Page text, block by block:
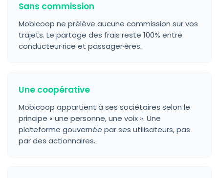
Sans commission
Mobicoop ne prélève aucune commission sur vos
trajets. Le partage des frais reste 100% entre
conducteur·rice et passager·ères.
Une coopérative
Mobicoop appartient à ses sociétaires selon le
principe « une personne, une voix ». Une
plateforme gouvernée par ses utilisateurs, pas
par des actionnaires.